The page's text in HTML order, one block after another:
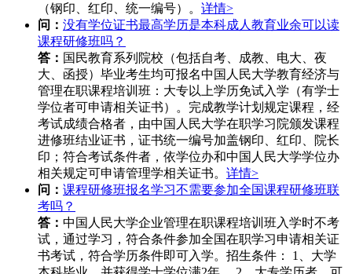
（钢印、红印、统一编号）。 详情>
问： 没有学位证书最高学历是本科成人教育业余可以读
课程研修班吗？
答： 国民教育系列院校（包括自考、成教、电大、夜
大、函授）毕业考生均可报名中国人民大学教育经济与
管理在职课程培训班：大专以上学历免试入学（有学士
学位者可申请相关证书）。完成教学计划规定课程，经
考试成绩合格者，由中国人民大学在职学习院颁发课程
进修班结业证书，证书统一编号加盖钢印、红印、院长
印；符合考试条件者，依学位办和中国人民大学学位办
相关规定可申请管理学相关证书。 详情>
问： 课程研修班报名学习不需要参加全国课程研修班联
考吗？
答： 中国人民大学企业管理在职课程培训班入学时不考
试，通过学习，符合条件参加全国在职学习申请相关证
书考试，符合学历条件即可入学。招生条件： 1、大学